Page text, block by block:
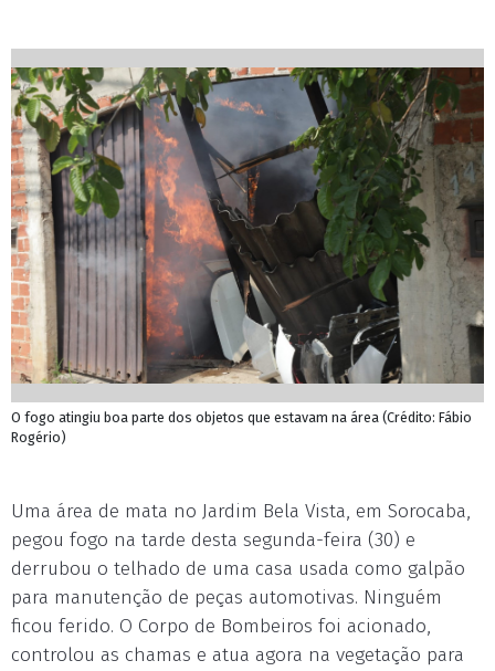
O fogo atingiu boa parte dos objetos que estavam na área (Crédito: Fábio
Rogério)
Uma área de mata no Jardim Bela Vista, em Sorocaba,
pegou fogo na tarde desta segunda-feira (30) e
derrubou o telhado de uma casa usada como galpão
para manutenção de peças automotivas. Ninguém
ficou ferido. O Corpo de Bombeiros foi acionado,
controlou as chamas e atua agora na vegetação para